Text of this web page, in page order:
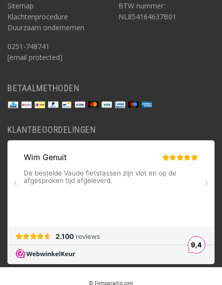
Sitemap
Klachtenprocedure
Duurzaam ondernemen
0251-748741
[email protected]
BTW nummer:
NL854164637B01
BETAALMETHODEN
KLANTBEOORDELINGEN
© Fietsparadijs.com